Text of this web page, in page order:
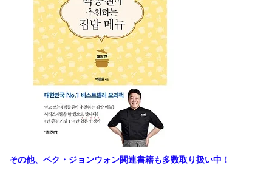
その他、ペク・ジョンウォン関連書籍も多数取り扱い中！